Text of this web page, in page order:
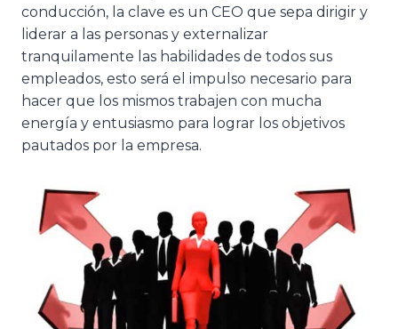
conducción, la clave es un CEO que sepa dirigir y
liderar a las personas y externalizar
tranquilamente las habilidades de todos sus
empleados, esto será el impulso necesario para
hacer que los mismos trabajen con mucha
energía y entusiasmo para lograr los objetivos
pautados por la empresa.